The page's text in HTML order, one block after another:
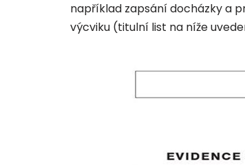
například zapsání docházky a
výcviku (titulní list na níže